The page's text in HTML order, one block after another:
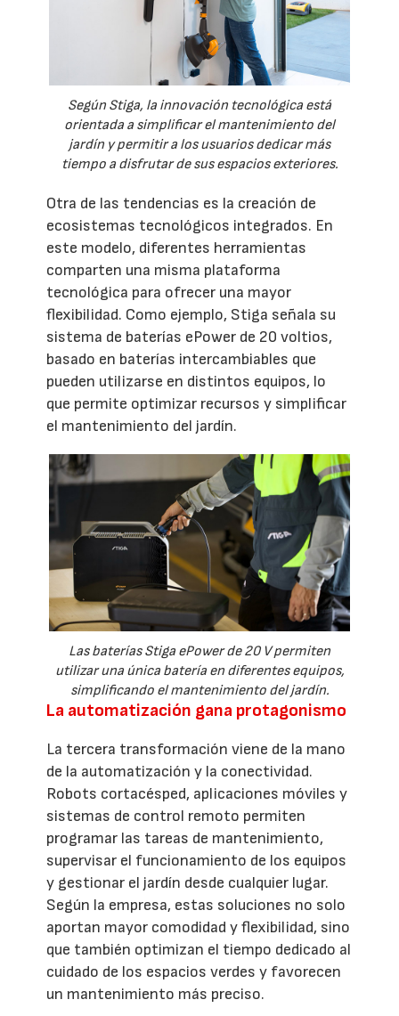
Según Stiga, la innovación tecnológica está
orientada a simplificar el mantenimiento del
jardín y permitir a los usuarios dedicar más
tiempo a disfrutar de sus espacios exteriores.
Otra de las tendencias es la creación de
ecosistemas tecnológicos integrados. En
este modelo, diferentes herramientas
comparten una misma plataforma
tecnológica para ofrecer una mayor
flexibilidad. Como ejemplo, Stiga señala su
sistema de baterías ePower de 20 voltios,
basado en baterías intercambiables que
pueden utilizarse en distintos equipos, lo
que permite optimizar recursos y simplificar
el mantenimiento del jardín.
Las baterías Stiga ePower de 20 V permiten
utilizar una única batería en diferentes equipos,
simplificando el mantenimiento del jardín.
La automatización gana protagonismo
La tercera transformación viene de la mano
de la automatización y la conectividad.
Robots cortacésped, aplicaciones móviles y
sistemas de control remoto permiten
programar las tareas de mantenimiento,
supervisar el funcionamiento de los equipos
y gestionar el jardín desde cualquier lugar.
Según la empresa, estas soluciones no solo
aportan mayor comodidad y flexibilidad, sino
que también optimizan el tiempo dedicado al
cuidado de los espacios verdes y favorecen
un mantenimiento más preciso.